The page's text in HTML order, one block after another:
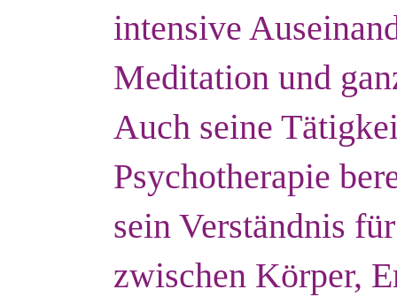
intensive
Meditation und
Auch seine
Psychotherapie
sein Verständnis
zwischen Körper,